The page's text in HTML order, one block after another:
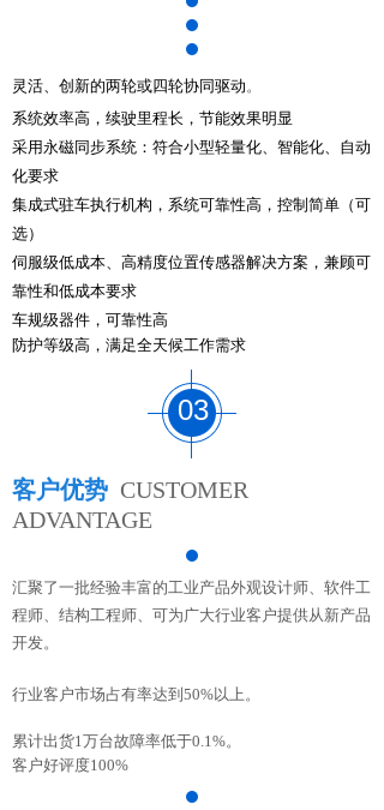
灵活、创新的两轮或四轮协同驱动。
系统效率高，续驶里程长，节能效果明显
采用永磁同步系统：符合小型轻量化、智能化、自动
化要求
集成式驻车执行机构，系统可靠性高，控制简单（可
选）
伺服级低成本、高精度位置传感器解决方案， 兼顾可
靠性和低成本要求
车规级器件，可靠性高
防护等级高，满足全天候工作需求
03
客户优势 CUSTOMER
ADVANTAGE
汇聚了一批经验丰富的工业产品外观设计师、软件工
程师、结构工程师、可为广大行业客户提供从新产品
开发。
行业客户市场占有率达到50%以上。
累计出货1万台故障率低于0.1%。
客户好评度100%